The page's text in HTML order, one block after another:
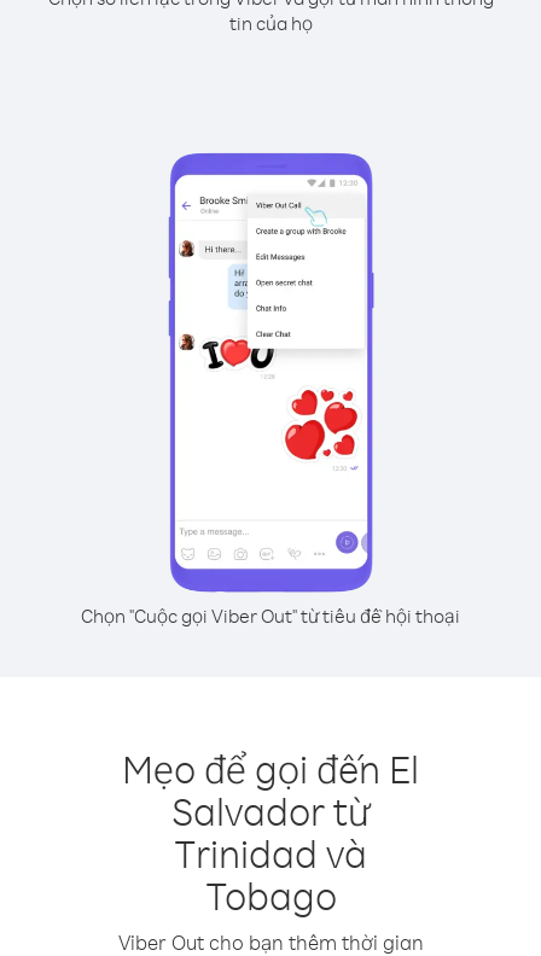
tin của họ
Chọn "Cuộc gọi Viber Out" từ tiêu đề hội thoại
Mẹo để gọi đến El
Salvador từ
Trinidad và
Tobago
Viber Out cho bạn thêm thời gian